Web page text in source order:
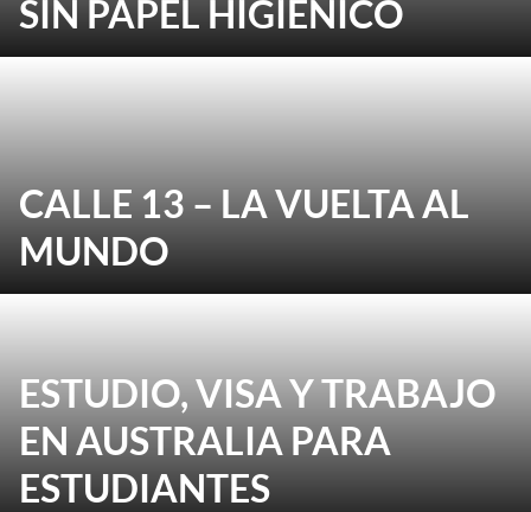
SIN PAPEL HIGIENICO
CALLE 13 – LA VUELTA AL
MUNDO
ESTUDIO, VISA Y TRABAJO
EN AUSTRALIA PARA
ESTUDIANTES